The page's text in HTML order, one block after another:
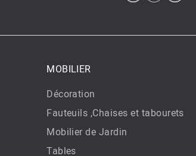
MOBILIER
Décoration
Fauteuils ,Chaises et tabourets
Mobilier de Jardin
Tables